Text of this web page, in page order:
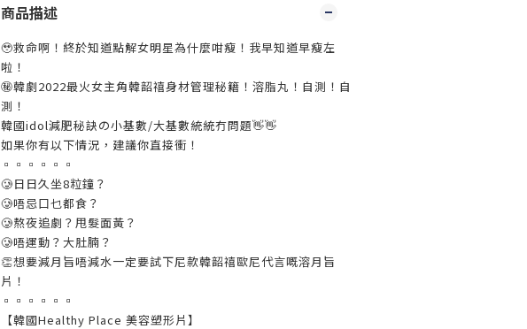
商品描述
🥹救命啊！終於知道點解女明星為什麼咁瘦！我早知道早瘦左
啦！
㊙韓劇2022最火女主角韓韶禧身材管理秘籍！溶脂丸！自測！自
測！
韓國idol減肥秘訣の小基數/大基數統統冇問題👋👋
如果你有以下情況，建議你直接衝！
▫▫▫▫▫▫
🥲日日久坐8粒鐘？
🥲唔忌口乜都食？
🥲熬夜追劇？甩髮面黃？
🥲唔運動？大肚腩？
👏想要減月旨唔減水一定要試下尼款韓韶禧歐尼代言嘅溶月旨
片！
▫▫▫▫▫▫
【韓國Healthy Place 美容塑形片】